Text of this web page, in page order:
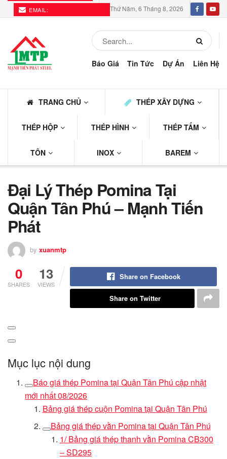
EMAIL:
Thứ Năm, 6 Tháng 8, 2026
Báo Giá Tin Tức Dự Án Liên Hệ
TRANG CHỦ THÉP XÂY DỰNG
THÉP HỘP THÉP HÌNH THÉP TẤM
TÔN INOX BAREM
Đại Lý Thép Pomina Tại
Quận Tân Phú – Mạnh Tiến
Phát
by xuanmtp
0
SHARES
13
VIEWS
Share on Facebook
Share on Twitter
Mục lục nội dung
Báo giá thép Pomina tại Quận Tân Phú cập nhật
mới nhất 08/2026
Bảng giá thép cuộn Pomina tại Quận Tân Phú
Bảng giá thép vằn Pomina tại Quận Tân Phú
1/ Bảng giá thép thanh vằn Pomina CB300
– SD295